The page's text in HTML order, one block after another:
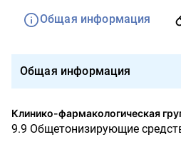
Общая информация
Общая информация
Клинико-фармакологическая
9.9 Общетонизирующие